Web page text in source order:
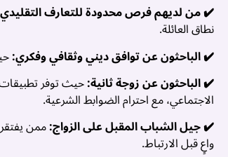
✔️ من لديهم فرص محدودة للتعارف
نطاق العائلة.
✔️ الباحثون عن توافق ديني وثقافي وفكري:
✔️ الباحثون عن زوجة ثانية:حيث توفر
الاجتماعي، مع احترام الضوابط الشرعية.
✔️ جيل الشباب المقبل على الزواج:ممن
واعٍ قبل الارتباط.